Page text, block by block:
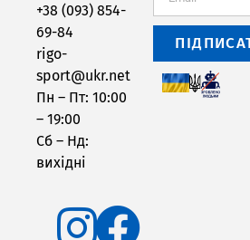
+38 (093) 854-
69-84
rigo-
sport@ukr.net
Пн – Пт: 10:00
– 19:00
Сб – Нд:
вихідні